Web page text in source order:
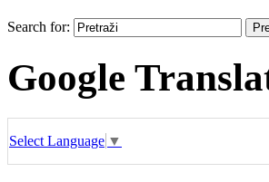
Search for:
Google
Select Language ▼